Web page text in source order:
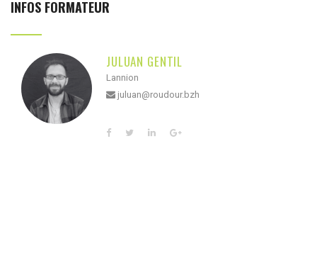
INFOS FORMATEUR
JULUAN GENTIL
Lannion
juluan@roudour.bzh